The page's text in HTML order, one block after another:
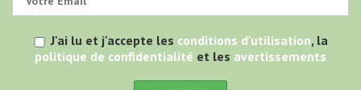
J'ai lu et j'accepte les conditions d'utilisation, la
politique de confidentialité et les avertissements